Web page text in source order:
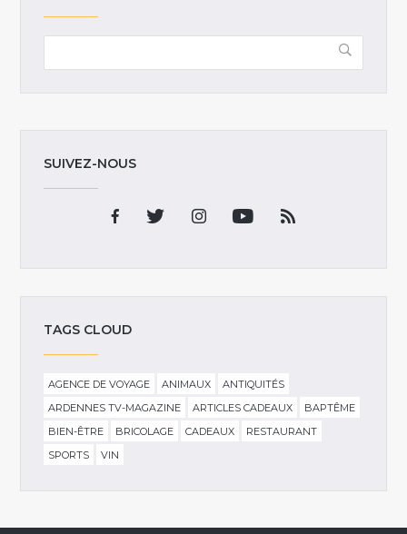
SUIVEZ-NOUS
TAGS CLOUD
AGENCE DE VOYAGE ANIMAUX
ANTIQUITÉS
ARDENNES TV-MAGAZINE
ARTICLES CADEAUX
BAPTÊME
BIEN-ÊTRE
BRICOLAGE CADEAUX
RESTAURANT
SPORTS
VIN